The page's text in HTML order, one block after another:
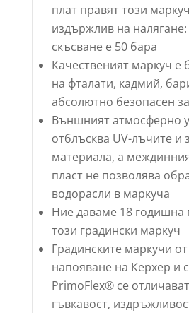
плат правят този
издържлив на
скъсване е 50 бара
Качественият маркуч е
на фталати, кадмий,
абсолютно безопасен
Външният атмосферно
отблъсква UV-лъчите и
материала, а
пласт не позволява
водорасли в маркуча
Ние даваме 18 годишна
този градински маркуч
Градинските маркучи
напояване на Керхер и
PrimoFlex® се
гъвкавост,